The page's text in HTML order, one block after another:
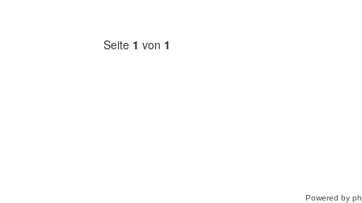
Seite 1 von 1
Powered by